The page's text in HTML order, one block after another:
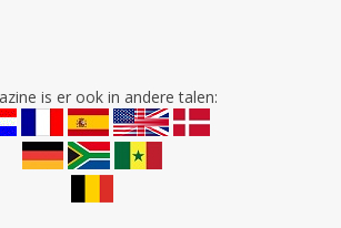
is er ook in andere talen: